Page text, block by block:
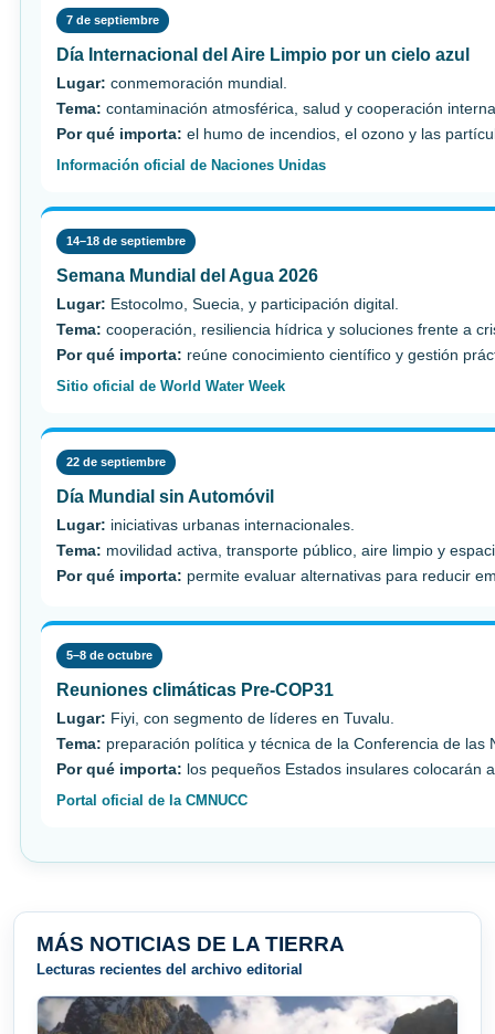
7 de septiembre
Día Internacional del Aire Limpio por un cielo azul
Lugar: conmemoración mundial.
Tema: contaminación atmosférica, salud y cooperación
Por qué importa: el humo de incendios, el ozono y las
Información oficial de Naciones Unidas
14–18 de septiembre
Semana Mundial del Agua 2026
Lugar: Estocolmo, Suecia, y participación digital.
Tema: cooperación, resiliencia hídrica y soluciones frente a
Por qué importa: reúne conocimiento científico y gestión
Sitio oficial de World Water Week
22 de septiembre
Día Mundial sin Automóvil
Lugar: iniciativas urbanas internacionales.
Tema: movilidad activa, transporte público, aire limpio y
Por qué importa: permite evaluar alternativas para reducir
5–8 de octubre
Reuniones climáticas Pre-COP31
Lugar: Fiyi, con segmento de líderes en Tuvalu.
Tema: preparación política y técnica de la Conferencia de las
Por qué importa: los pequeños Estados insulares colocarán
Portal oficial de la CMNUCC
MÁS NOTICIAS DE LA TIERRA
Lecturas recientes del archivo editorial